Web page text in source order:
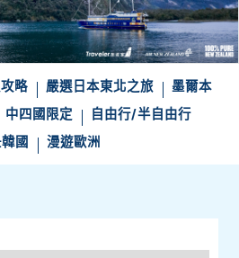
略 嚴選日本東北之旅
墨爾本
中四國限定
自由行/半自由行
國
漫遊歐洲